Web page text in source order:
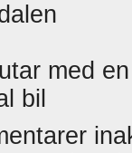
med
bil